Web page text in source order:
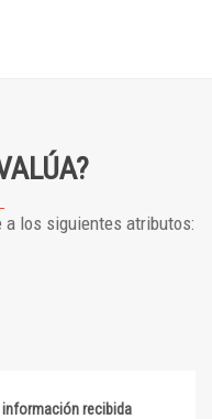
a los siguientes atributos:
información recibida